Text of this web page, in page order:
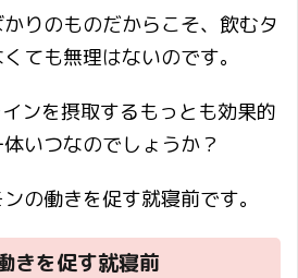
りのものだからこそ、飲むタ
ても無理はないのです。
ンを摂取するもっとも効果的
いつなのでしょうか？
の働きを促す就寝前です。
きを促す就寝前